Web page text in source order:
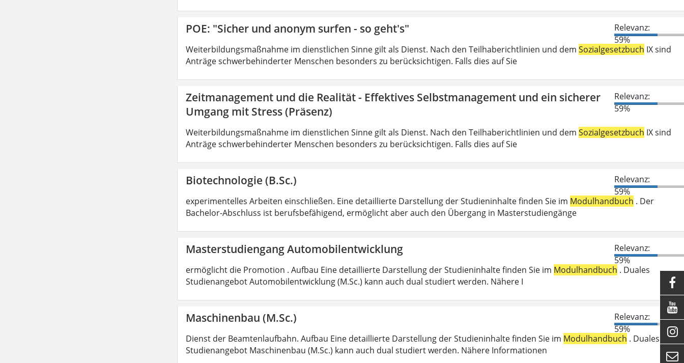
POE: "Sicher und anonym surfen - so geht's"
Relevanz:
59%
Weiterbildungsmaßnahme im dienstlichen Sinne gilt als Dienst. Nach den Teilhaberichtlinien und dem Sozialgesetzbuch IX sind
Anträge schwerbehinderter Menschen besonders zu berücksichtigen. Falls dies auf Sie
Zeitmanagement und die Realität - Effektives Selbstmanagement und ein sicherer
Umgang mit Stress (Präsenz)
Relevanz:
59%
Weiterbildungsmaßnahme im dienstlichen Sinne gilt als Dienst. Nach den Teilhaberichtlinien und dem Sozialgesetzbuch IX sind
Anträge schwerbehinderter Menschen besonders zu berücksichtigen. Falls dies auf Sie
Biotechnologie (B.Sc.)
Relevanz:
59%
experimentelles Arbeiten einschließen. Eine detaillierte Darstellung der Studieninhalte finden Sie im Modulhandbuch . Der
Bachelor-Abschluss ist berufsbefähigend, ermöglicht aber auch den Übergang in Masterstudiengänge
Masterstudiengang Automobilentwicklung
Relevanz:
59%
ermöglicht die Promotion . Aufbau Eine detaillierte Darstellung der Studieninhalte finden Sie im Modulhandbuch . Duales
Studienangebot Automobilentwicklung (M.Sc.) kann auch dual studiert werden. Nähere I
Maschinenbau (M.Sc.)
Relevanz:
59%
Dienst der Beamtenlaufbahn. Aufbau Eine detaillierte Darstellung der Studieninhalte finden Sie im Modulhandbuch . Duales
Studienangebot Maschinenbau (M.Sc.) kann auch dual studiert werden. Nähere Informationen



